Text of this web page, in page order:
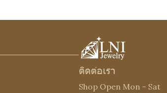
ติดต่อเรา
Shop Open Mon - Sat